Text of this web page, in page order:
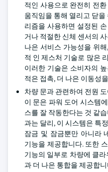
적인 사용으로 완전히 전
움직임을 통해 열리고 닫
리즘을 사용하면 설정된
거나 적절한 신체 센서의
나은 서비스 가능성을 위
적 인 제스처 기술로 많은
이러한 기술은 소비자의
적은 접촉, 더 나은 이동성
차량 문과 관련하여 전원
이 문은 파워 도어 시스템
스를 잘 작동한다는 것 같
과는 달리, 이 시스템은 특
잠금 및 잠금뿐만 아니라
기능을 제공합니다. 또한
기능의 일부로 차량에 클
과 더 나은 통합을 제공합